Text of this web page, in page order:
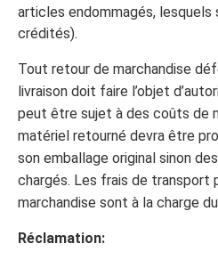
articles endommagés, lesquels
crédités).
Tout retour de marchandise
livraison doit faire l’objet
peut être sujet à des coûts de
matériel retourné devra être
son emballage original sinon
chargés. Les frais de transport
marchandise sont à la charge
Réclamation: